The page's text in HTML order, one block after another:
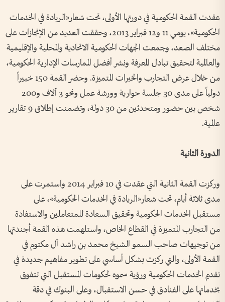
عقدت القمة الحكومية في دورتها الأولى، تحت شعار«الريادة في الخدمات
الحكومية»، يومي 11 و12 فبراير 2013، وحققت العديد من الإنجازات على
مختلف الصعد، وجمعت الجهات الحكومية الاتحادية والمحلية والإقليمية
والعالمية لتحقيق تبادل المعرفة ونشر أفضل الممارسات الإدارية الحكومية،
من خلال عرض التجارب والخبرات المتميزة. وحضر القمة 150 خبيراً
دولياً على مدى 30 جلسة حوارية وورشة عمل ونحو 3 آلاف و200
شخص بين حضور ومتحدثين من 30 دولة، وتضمنت إطلاق 9 تقارير
عالمية.
الدورة الثانية
وركزت القمة الثانية التي عقدت في 10 فبراير 2014 واستمرت على
مدى ثلاثة أيام، تحت شعار«الريادة في الخدمات الحكومية»، على
مستقبل الخدمات الحكومية وتحقيق السعادة للمتعاملين والاستفادة
من التجارب المتميزة في القطاع الخاص، واستلهمت هذه القمة أجندتها
من توجيهات صاحب السمو الشيخ محمد بن راشد آل مكتوم في
القمة الأولى، والتي ركزت بشكل أساسي على تطوير مفاهيم جديدة في
تقديم الخدمات الحكومية ورؤية سموه لحكومات المستقبل التي تتفوق
بخدماتها على الفنادق في حسن الاستقبال، وعلى البنوك في دقة